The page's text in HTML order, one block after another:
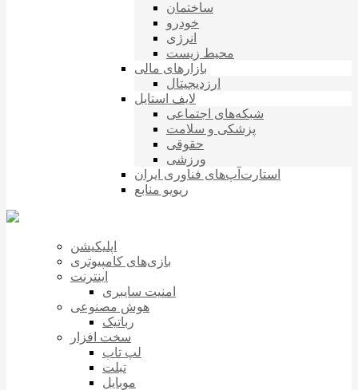
ساختمان
خودرو
انرژی
محیط زیست
بازارهای مالی
ارزدیجیتال
لایف استایل
شبکه‌های اجتماعی
پزشکی و سلامت
حقوقی
ورزشی
استارت‌آپ‌های فناوری ایران
ریویو منابع
اپلیکیشن
بازی‌های کامپیوتری
اینترنت
امنیت سایبری
هوش مصنوعی
رباتیک
سخت افزار
لپ تاپ
تبلت
موبایل